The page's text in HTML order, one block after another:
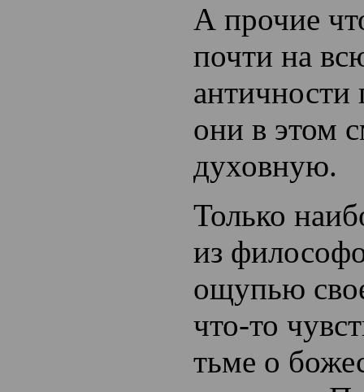
А прочие
почти на
античности
они в этом
духовную.
Только
из
ощупью
что-то
тьме о